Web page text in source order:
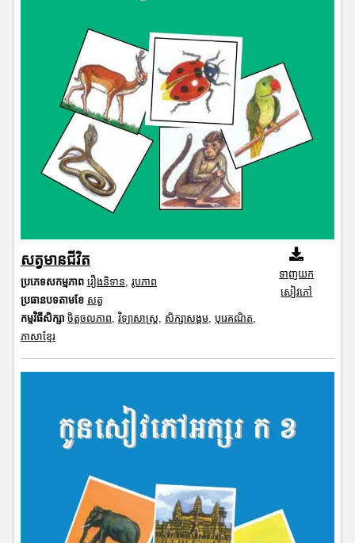
សត្វមានជីវិត
ប្រភេទសកម្មភាព រឿងនិទាន, រូបភាព
ប្រធានបទតាមខែ សត្វ
កម្មវិធីសិក្សា ចិត្តចលភាព, វិទ្យាសាស្រ្ត, សិក្សាសង្គម, បុរេគណិត,
ភាសាខ្មែរ
ទាញយក
សៀវភៅ